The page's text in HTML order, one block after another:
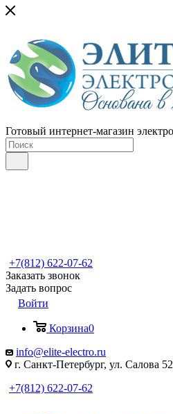
Готовый интернет-магазин
+7(812) 622-07-62
Заказать звонок
Задать вопрос
Войти
Корзина0
info@elite-electro.ru
г. Санкт-Петербург, ул. Салова
+7(812) 622-07-62